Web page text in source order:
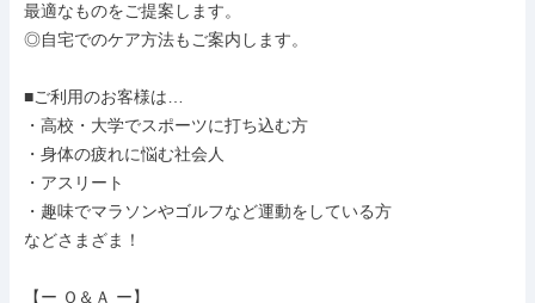
最適なものをご提案します。
◎自宅でのケア方法もご案内します。
■ご利用のお客様は…
・高校・大学でスポーツに打ち込む方
・身体の疲れに悩む社会人
・アスリート
・趣味でマラソンやゴルフなど運動をしている方
などさまざま！
【ー Ｑ＆Ａ ー】